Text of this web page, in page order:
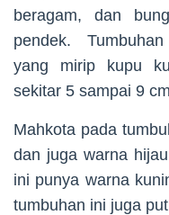
beragam, dan
pendek.
yang mirip kupu
sekitar 5 sampai 9
Mahkota pada
dan juga warna
ini punya warna
tumbuhan ini juga